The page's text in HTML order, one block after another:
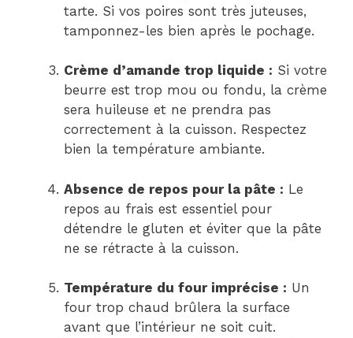
tarte. Si vos poires sont très juteuses,
tamponnez-les bien après le pochage.
Crème d’amande trop liquide : Si votre
beurre est trop mou ou fondu, la crème
sera huileuse et ne prendra pas
correctement à la cuisson. Respectez
bien la température ambiante.
Absence de repos pour la pâte : Le
repos au frais est essentiel pour
détendre le gluten et éviter que la pâte
ne se rétracte à la cuisson.
Température du four imprécise : Un
four trop chaud brûlera la surface
avant que l’intérieur ne soit cuit.